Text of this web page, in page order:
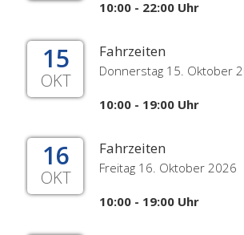
10:00 - 22:00 Uhr
15
OKT
Fahrzeiten
Donnerstag 15. Oktober
10:00 - 19:00 Uhr
16
OKT
Fahrzeiten
Freitag 16. Oktober 2026
10:00 - 19:00 Uhr